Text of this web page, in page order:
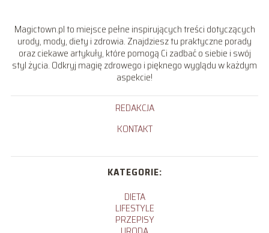
Magictown.pl to miejsce pełne inspirujących treści dotyczących
urody, mody, diety i zdrowia. Znajdziesz tu praktyczne porady
oraz ciekawe artykuły, które pomogą Ci zadbać o siebie i swój
styl życia. Odkryj magię zdrowego i pięknego wyglądu w każdym
aspekcie!
REDAKCJA
KONTAKT
KATEGORIE:
DIETA
LIFESTYLE
PRZEPISY